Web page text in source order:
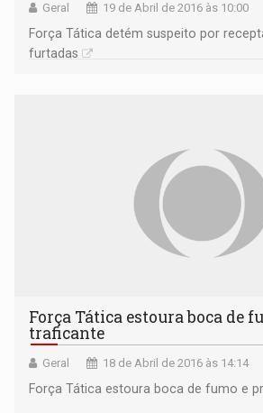
Geral 19 de Abril de 2016 às 10:00
Força Tática detém suspeito por
furtadas
Força Tática estoura boca de
traficante
Geral 18 de Abril de 2016 às 14:14
Força Tática estoura boca de fumo e